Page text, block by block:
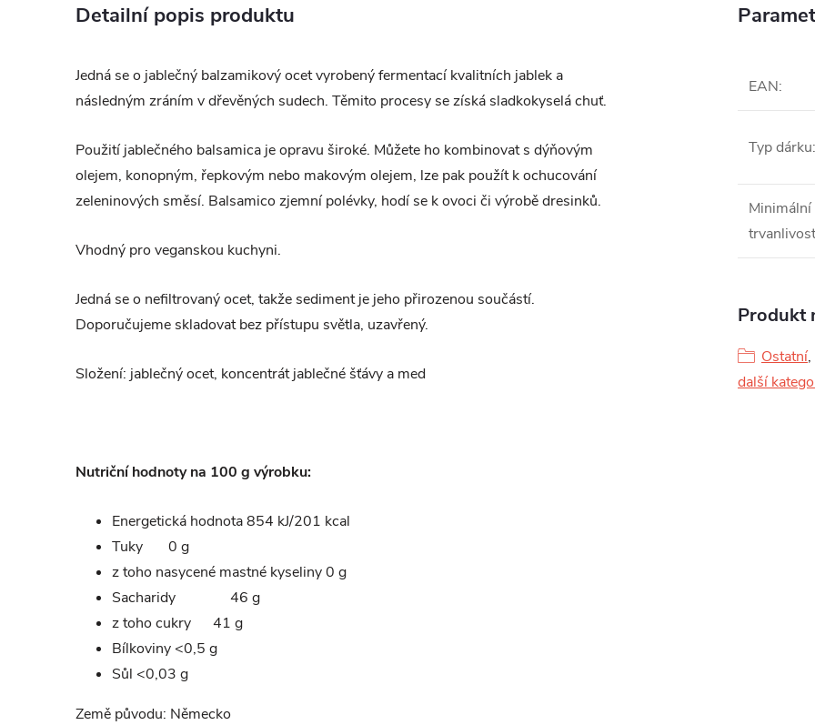
Detailní popis produktu
Jedná se o jablečný balzamikový ocet vyrobený fermentací kvalitních jablek a
následným zráním v dřevěných sudech. Těmito procesy se získá sladkokyselá chuť.
Použití jablečného balsamica je opravu široké. Můžete ho kombinovat s dýňovým
olejem, konopným, řepkovým nebo makovým olejem, lze pak použít k ochucování
zeleninových směsí. Balsamico zjemní polévky, hodíse k ovoci či výrobě dresinků.
Vhodný pro veganskou kuchyni.
Jedná se o nefiltrovaný ocet, takže sediment je jeho přirozenou součástí.
Doporučujeme skladovat bez přístupu světla, uzavřený.
Složení: jablečný ocet, koncentrát jablečné šťávy a med
Nutriční hodnoty na 100 g výrobku:
Energetická hodnota 854 kJ/201 kcal
Tuky
0 g
z toho nasycené mastné kyseliny 0 g
Sacharidy
46 g
z toho cukry 41 g
Bílkoviny<0,5 g
Sůl <0,03 g
Země původu: Německo
EAN:
Typ dárku:
Minimální
trvanlivost
Produkt
Ostatní,
další